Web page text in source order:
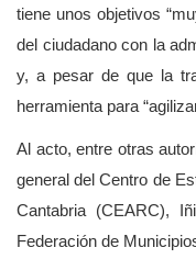
tiene unos objetivos
del ciudadano con la
y, a pesar de que la
herramienta para
Al acto, entre otras
general del Centro de
Cantabria (CEARC),
Federación de